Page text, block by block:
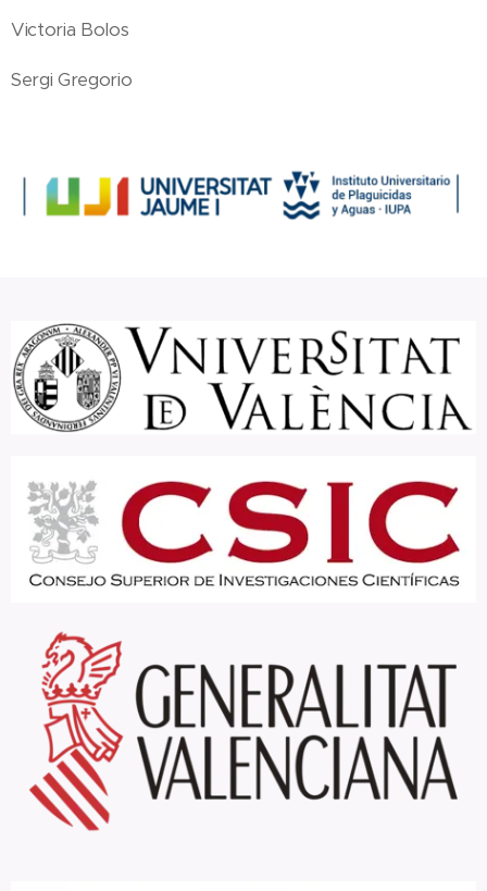
Victoria Bolos
Sergi Gregorio